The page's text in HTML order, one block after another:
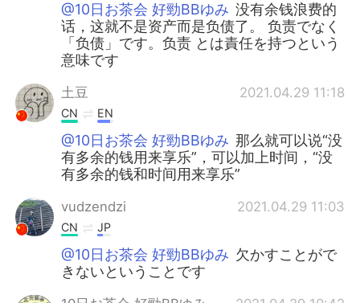
@10日お茶会 好勁BBゆみ 没有余钱浪费的
话，这就不是资产而是负债了。 负责でなく
「负债」です。负责 とは責任を持つという
意味です
土豆 2021.04.29 11:18
CN EN
@10日お茶会 好勁BBゆみ 那么就可以说“没
有多余的钱用来享乐”，可以加上时间，“没
有多余的钱和时间用来享乐”
vudzendzi 2021.04.29 11:03
CN JP
@10日お茶会 好勁BBゆみ 欠かすことがで
きないということです